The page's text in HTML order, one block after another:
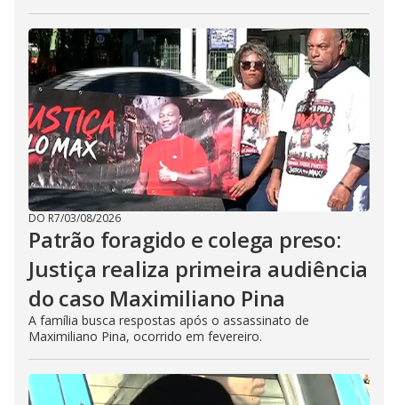
DO R7/03/08/2026
Patrão foragido e colega preso:
Justiça realiza primeira audiência
do caso Maximiliano Pina
A família busca respostas após o assassinato de
Maximiliano Pina, ocorrido em fevereiro.